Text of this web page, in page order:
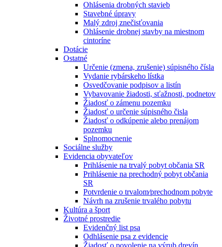
Ohlásenia drobných stavieb
Stavebné úpravy
Malý zdroj znečisťovania
Ohlásenie drobnej stavby na miestnom
cintoríne
Dotácie
Ostatné
Určenie (zmena, zrušenie) súpisného čísla
Vydanie rybárskeho lístka
Osvedčovanie podpisov a listín
Vybavovanie žiadosti, sťažnosti, podnetov
Žiadosť o zámenu pozemku
Žiadosť o určenie súpisného čisla
Žiadosť o odkúpenie alebo prenájom
pozemku
Splnomocnenie
Sociálne služby
Evidencia obyvateľov
Prihlásenie na trvalý pobyt občania SR
Prihlásenie na prechodný pobyt občania
SR
Potvrdenie o trvalom⁄prechodnom pobyte
Návrh na zrušenie trvalého pobytu
Kultúra a šport
Životné prostredie
Evidenčný list psa
Odhlásenie psa z evidencie
Žiadosť o povolenie na výrub drevín